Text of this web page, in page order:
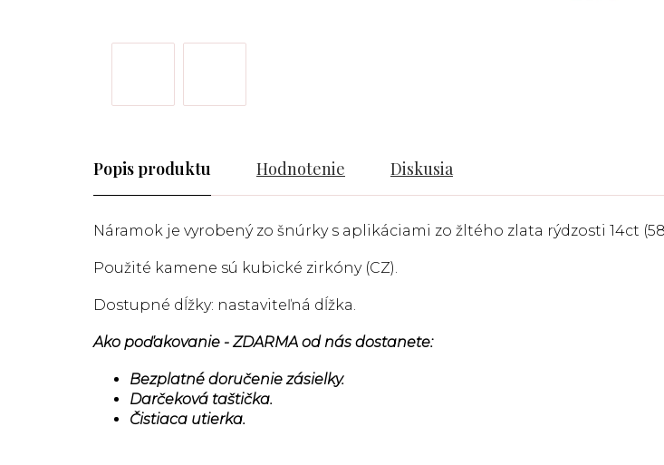
Popis Hodnotenie Diskusia
Náramok je vyrobený zo šnúrky s aplikáciami zo žltého zlata rýdzosti 14ct
Použité kamene sú kubické zirkóny (CZ).
Dostupné dĺžky: nastaviteľná dĺžka.
Ako poďakovanie - ZDARMA od nás dostanete:
Bezplatné doručenie zásielky.
Darčeková taštička.
Čistiaca utierka.